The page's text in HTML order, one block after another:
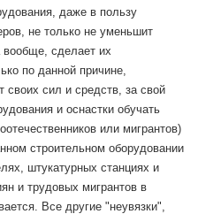
даже в пользу
не только не уменьшит
вообще, сделает их
по данной причине,
своих сил и средств, за свой
и оснастки обучать
или мигрантов)
строительном оборудовании
штукатурных станциях и
и трудовых мигрантов в
Все другие "неувязки",